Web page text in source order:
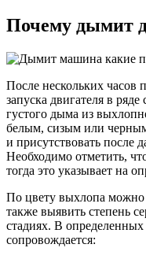
Почему дымит
После нескольких часов
запуска двигателя в
густого дыма из
белым, сизым или
и присутствовать после
Необходимо отметить,
тогда это указывает на
По цвету выхлопа можно
также выявить степень
стадиях. В
сопровождается: